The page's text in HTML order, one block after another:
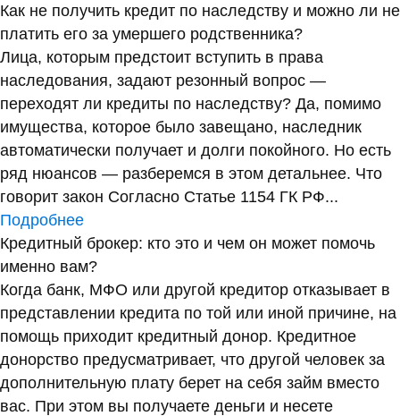
Как не получить кредит по наследству и можно ли не
платить его за умершего родственника?
Лица, которым предстоит вступить в права
наследования, задают резонный вопрос —
переходят ли кредиты по наследству? Да, помимо
имущества, которое было завещано, наследник
автоматически получает и долги покойного. Но есть
ряд нюансов — разберемся в этом детальнее. Что
говорит закон Согласно Статье 1154 ГК РФ...
Подробнее
Кредитный брокер: кто это и чем он может помочь
именно вам?
Когда банк, МФО или другой кредитор отказывает в
представлении кредита по той или иной причине, на
помощь приходит кредитный донор. Кредитное
донорство предусматривает, что другой человек за
дополнительную плату берет на себя займ вместо
вас. При этом вы получаете деньги и несете